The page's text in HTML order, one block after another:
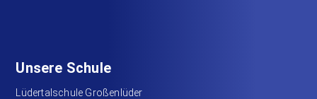
Unsere Schule
Lüdertalschule Großenlüder